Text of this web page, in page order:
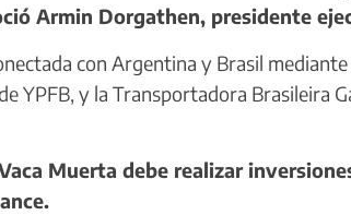
Armin Dorgathen, presidente
con Argentina y Brasil
YPFB, y la Transportadora Brasileira
Muerta debe realizar